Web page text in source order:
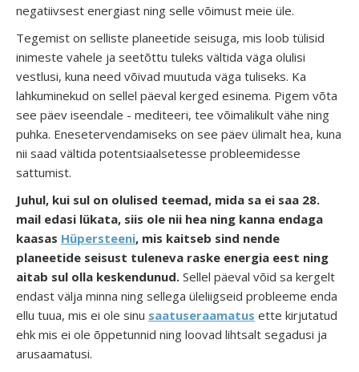
negatiivsest energiast ning selle võimust meie üle.
Tegemist on selliste planeetide seisuga, mis loob tülisid
inimeste vahele ja seetõttu tuleks vältida väga olulisi
vestlusi, kuna need võivad muutuda väga tuliseks. Ka
lahkuminekud on sellel päeval kerged esinema. Pigem võta
see päev iseendale - mediteeri, tee võimalikult vähe ning
puhka. Enesetervendamiseks on see päev ülimalt hea, kuna
nii saad vältida potentsiaalsetesse probleemidesse
sattumist.
Juhul, kui sul on olulised teemad, mida sa ei saa 28.
mail edasi lükata, siis ole nii hea ning kanna endaga
kaasas Hüpersteeni, mis kaitseb sind nende
planeetide seisust tuleneva raske energia eest ning
aitab sul olla keskendunud. Sellel päeval võid sa kergelt
endast välja minna ning sellega üleliigseid probleeme enda
ellu tuua, mis ei ole sinu saatuseraamatus ette kirjutatud
ehk mis ei ole õppetunnid ning loovad lihtsalt segadusi ja
arusaamatusi.